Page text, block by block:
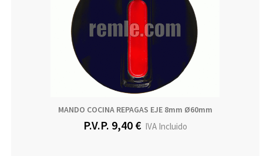
MANDO COCINA REPAGAS EJE 8mm Ø60mm
P.V.P. 9,40 €IVA Incluido